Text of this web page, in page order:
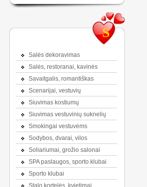
S
Salės dekoravimas
Salės, restoranai, kavinės
Savaitgalis, romantiškas
Scenarijai, vestuvių
Siuvimas kostiumų
Siuvimas vestuvinių suknelių
Smokingai vestuvėms
Sodybos, dvarai, vilos
Soliariumai, grožio salonai
SPA paslaugos, sporto klubai
Sporto klubai
Stalo kortelės, kvietimai